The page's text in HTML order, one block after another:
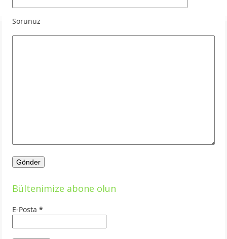
Sorunuz
Bültenimize abone olun
E-Posta*